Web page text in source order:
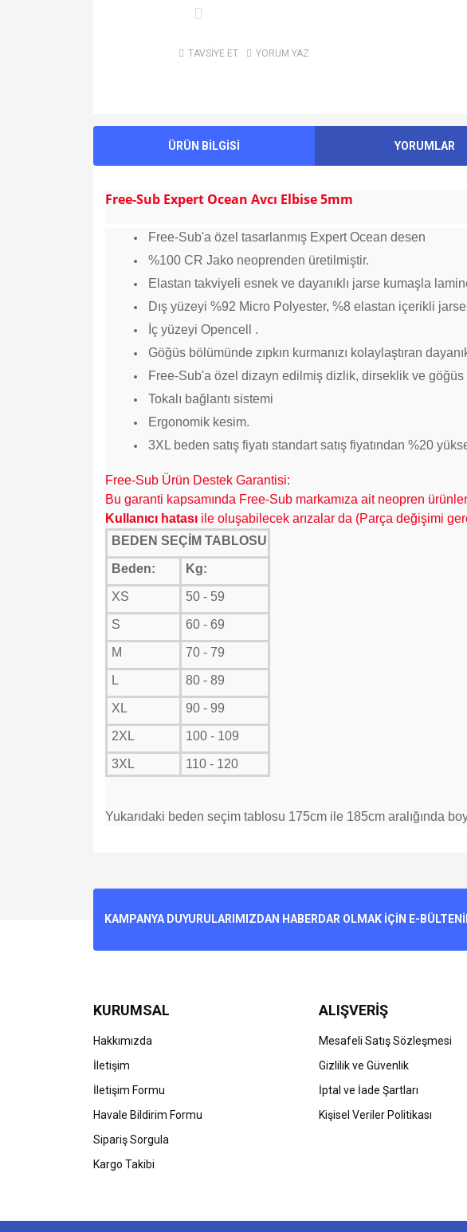
TAVSİYE ET YORUM YAZ
ÜRÜN BİLGİSİ YORUMLAR
Free-Sub Expert Ocean Avcı Elbise 5mm
Free-Sub'a özel tasarlanmış Expert Ocean desen
%100 CR Jako neoprenden üretilmiştir.
Elastan takviyeli esnek ve dayanıklı jarse kumaşla
Dış yüzeyi %92 Micro Polyester, %8 elastan içerikli
İç yüzeyi Opencell .
Göğüs bölümünde zıpkın kurmanızı kolaylaştıran
Free-Sub'a özel dizayn edilmiş dizlik, dirseklik ve göğüs
Tokalı bağlantı sistemi
Ergonomik kesim.
3XL beden satış fiyatı standart satış fiyatından %20
Free-Sub Ürün Destek Garantisi:
Bu garanti kapsamında Free-Sub markamıza ait neopren
Kullanıcı hatası ile oluşabilecek arızalar da (Parça değişimi
BEDEN SEÇİM TABLOSU
Beden: Kg:
XS 50 - 59
S 60 - 69
M 70 - 79
L 80 - 89
XL 90 - 99
2XL 100 - 109
3XL 110 - 120
Yukarıdaki beden seçim tablosu 175cm ile 185cm aralığında boy
Ürün resmi kalitesiz, bozuk veya görüntülenemiyor.
Bu ürüne benzer farklı alternatifler olmalı.
KAMPANYA DUYURULARIMIZDAN HABERDAR OLMAK İÇİN E-
KURUMSAL
Hakkımızda
İletişim
İletişim Formu
Havale Bildirim Formu
Sipariş Sorgula
Kargo Takibi
ALIŞVERİŞ
Mesafeli Satış Sözleşmesi
Gizlilik ve Güvenlik
İptal ve İade Şartları
Kişisel Veriler Politikası